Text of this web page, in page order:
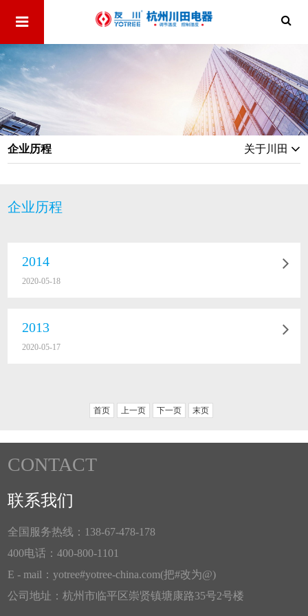
企业历程 关于川田
企业历程
2014
2020-05-18
2013
2020-05-17
首页 上一页 下一页 末页
CONTACT
联系我们
全国服务热线：138-67-478-178
400电话：400-800-1101
E - mail：yotree#yotree-china.com(把#改为@)
公司地址：杭州市临平区崇贤镇塘康路35号2号楼